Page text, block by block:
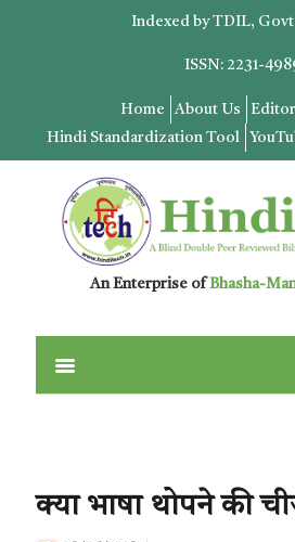
Indexed by TDIL,
ISSN: 2231-
Home About Us
Hindi Standardization Tool
An Enterprise ofBhasha-
क्या भाषा थोपने की